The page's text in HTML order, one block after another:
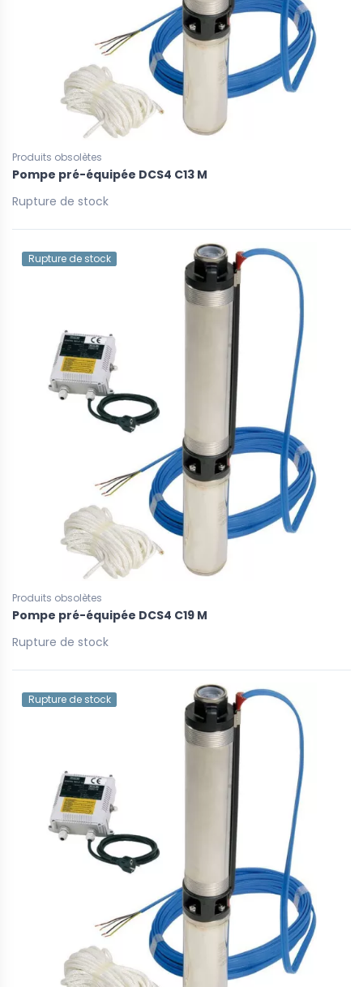
Produits obsolètes
Pompe pré-équipée DCS4 C13 M
Rupture de stock
Rupture de stock
Produits obsolètes
Pompe pré-équipée DCS4 C19 M
Rupture de stock
Rupture de stock